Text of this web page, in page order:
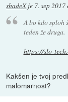
shadeXje 7. sep
A bo kdo sploh
teden že druga.
https://slo-
Kakšen je tvoj
malomarnost?